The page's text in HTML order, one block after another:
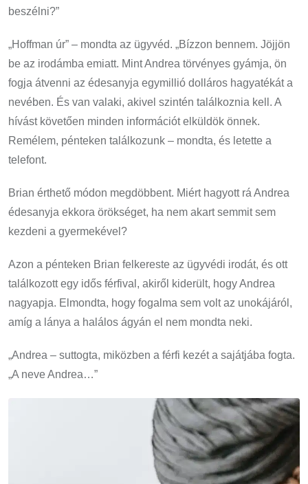
beszélni?”
„Hoffman úr” – mondta az ügyvéd. „Bízzon bennem. Jöjjön
be az irodámba emiatt. Mint Andrea törvényes gyámja, ön
fogja átvenni az édesanyja egymillió dolláros hagyatékát a
nevében. És van valaki, akivel szintén találkoznia kell. A
hívást követően minden információt elküldök önnek.
Remélem, pénteken találkozunk – mondta, és letette a
telefont.
Brian érthető módon megdöbbent. Miért hagyott rá Andrea
édesanyja ekkora örökséget, ha nem akart semmit sem
kezdeni a gyermekével?
Azon a pénteken Brian felkereste az ügyvédi irodát, és ott
találkozott egy idős férfival, akiről kiderült, hogy Andrea
nagyapja. Elmondta, hogy fogalma sem volt az unokájáról,
amíg a lánya a halálos ágyán el nem mondta neki.
„Andrea – suttogta, miközben a férfi kezét a sajátjába fogta.
„A neve Andrea…”